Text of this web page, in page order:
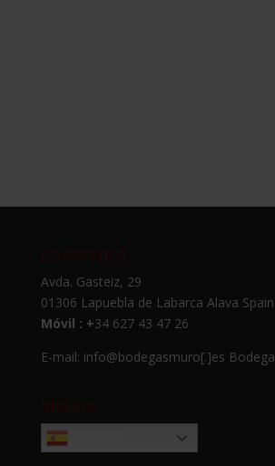
Conócenos
Avda. Gasteiz, 29
01306 Lapuebla de Labarca Alava Spain
Móvil : +34 627 43 47 26
E-mail: info@bodegasmuro[.]es Bodega
Idioma